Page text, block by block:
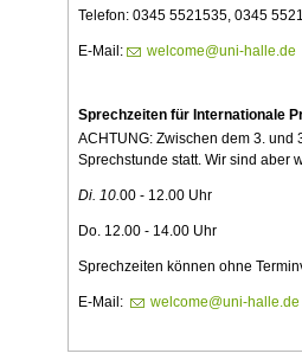
Telefon: 0345 5521535, 0345
E-Mail: welcome@uni-halle.de
Sprechzeiten für Internationale
ACHTUNG: Zwischen dem 3. und
Sprechstunde statt. Wir sind aber
Di. 10.00 - 12.00 Uhr
Do. 12.00 - 14.00 Uhr
Sprechzeiten können ohne
E-Mail: welcome@uni-halle.de